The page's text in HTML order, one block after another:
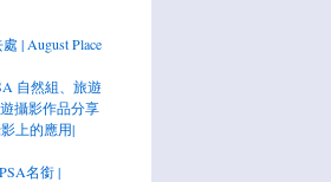
| August Place
自然組、旅遊
攝影作品分享
上的應用|
名銜 |